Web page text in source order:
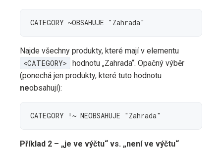
CATEGORY ~OBSAHUJE "Zahrada"
Najde všechny produkty, které mají v elementu
<CATEGORY>
hodnotu „Zahrada“. Opačný výběr
(ponechá jen produkty, které tuto hodnotu
neobsahují):
CATEGORY !~ NEOBSAHUJE "Zahrada"
Příklad 2 – „je ve výčtu“ vs. „není ve výčtu“